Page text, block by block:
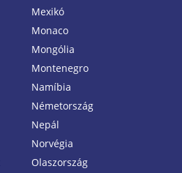
Mexikó
Monaco
Mongólia
Montenegro
Namíbia
Németország
Nepál
Norvégia
Olaszország